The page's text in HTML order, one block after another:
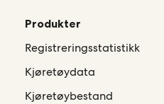
Produkter
Registreringsstatistikk
Kjøretøydata
Kjøretøybestand